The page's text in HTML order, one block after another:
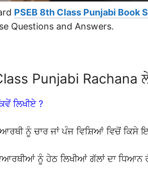
PSEB 8th Class Punjabi Book
Questions and Answers.
Punjabi Rachana
ਲਿਖੀਏ ?
ਨੂੰ ਚਾਰ ਜਾਂ ਪੰਜ ਵਿਸ਼ਿਆਂ ਵਿਚੋਂ ਕਿਸੇ
ਨੂੰ ਹੇਠ ਲਿਖੀਆਂ ਗੱਲਾਂ ਦਾ ਧਿਆਨ